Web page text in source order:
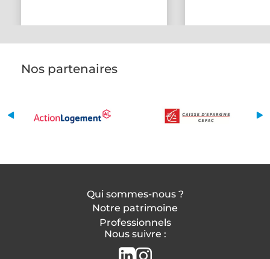
Nos partenaires
Qui sommes-nous ?
Notre patrimoine
Professionnels
Nous suivre :